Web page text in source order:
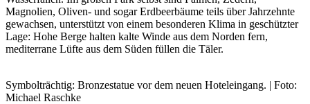
Magnolien, Oliven- und sogar Erdbeerbäume teils über Jahrzehnte
gewachsen, unterstützt von einem besonderen Klima in geschützter
Lage: Hohe Berge halten kalte Winde aus dem Norden fern,
mediterrane Lüfte aus dem Süden füllen die Täler.
Symbolträchtig: Bronzestatue vor dem neuen Hoteleingang. | Foto:
Michael Raschke